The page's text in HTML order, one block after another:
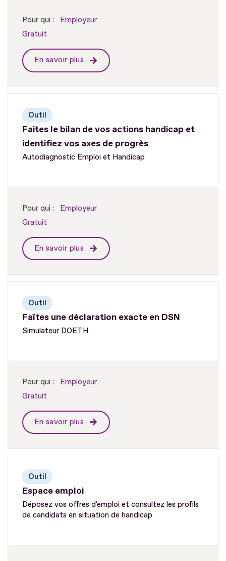
Pour qui :
Employeur
Gratuit
En savoir plus
Faites le bilan de vos actions handicap et
identifiez vos axes de progrès
Outil
Autodiagnostic Emploi et Handicap
Pour qui :
Employeur
Gratuit
En savoir plus
Faîtes une déclaration exacte en DSN
Outil
Simulateur DOETH
Pour qui :
Employeur
Gratuit
En savoir plus
Espace emploi
Outil
Déposez vos offres d'emploi et consultez les profils
de candidats en situation de handicap